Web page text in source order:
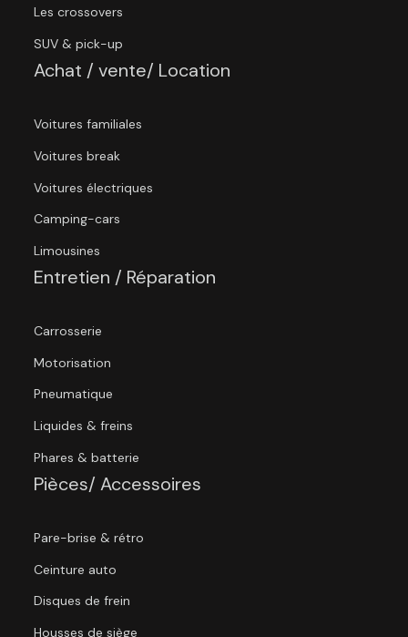
Les crossovers
SUV & pick-up
Achat / vente/ Location
Voitures familiales
Voitures break
Voitures électriques
Camping-cars
Limousines
Entretien / Réparation
Carrosserie
Motorisation
Pneumatique
Liquides & freins
Phares & batterie
Pièces/ Accessoires
Pare-brise & rétro
Ceinture auto
Disques de frein
Housses de siège